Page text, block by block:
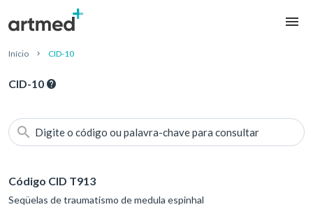
Início CID-10
CID-10
Digite o código ou palavra-chave para consultar
Código CID T913
Seqüelas de traumatismo de medula espinhal